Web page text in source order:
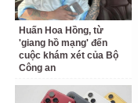
Huấn Hoa Hồng, từ
'giang hồ mạng' đến
cuộc khám xét của Bộ
Công an